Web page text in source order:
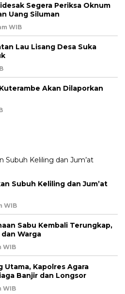
Segera Periksa Oknum
Uang Siluman
WIB
Lau Lisang Desa Suka
Akan Dilaporkan
Subuh Keliling dan Jum’at
WIB
Sabu Kembali Terungkap,
dan Warga
WIB
Utama, Kapolres Agara
Banjir dan Longsor
WIB